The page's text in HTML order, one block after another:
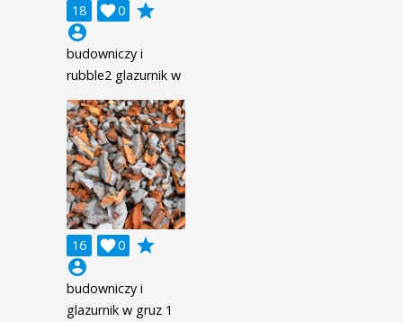
18 0

grade
account_circle
budowniczy i
rubble2 glazurnik w
16 0

grade
account_circle
budowniczy i
glazurnik w gruz 1